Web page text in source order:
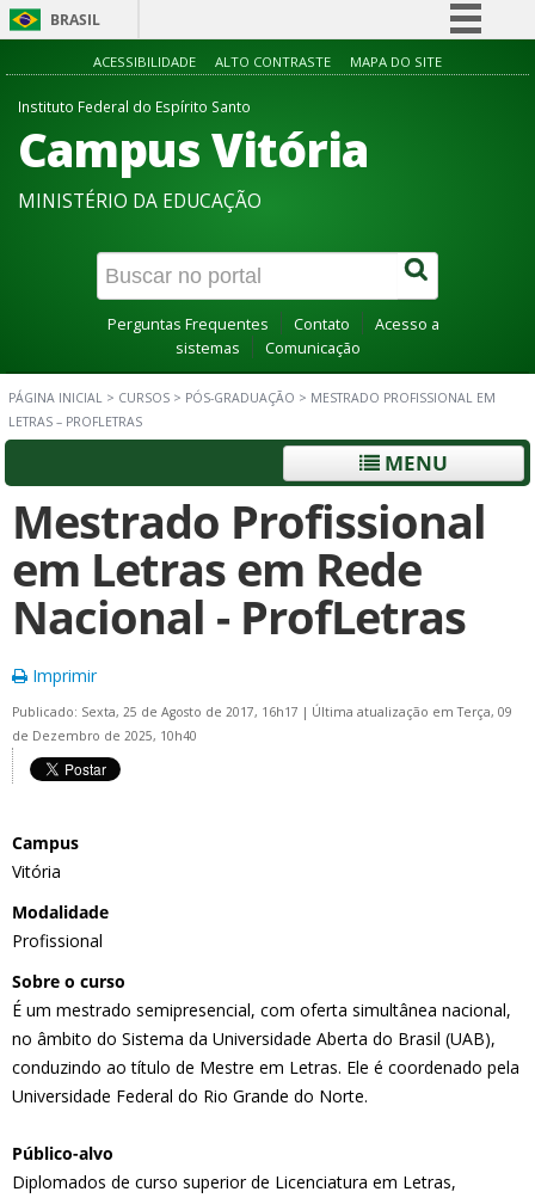
BRASIL
Simplifique!
Acesso à informação
Canais
ACESSIBILIDADE ALTO CONTRASTE MAPA DO SITE
Instituto Federal do Espírito Santo
Campus Vitória
MINISTÉRIO DA EDUCAÇÃO
Perguntas Frequentes Contato
Acesso a
sistemas
Comunicação
PÁGINA INICIAL > CURSOS > PÓS-GRADUAÇÃO > MESTRADO PROFISSIONAL EM
LETRAS – PROFLETRAS
MENU
Mestrado Profissional
em Letras em Rede
Nacional - ProfLetras
Imprimir
Publicado: Sexta, 25 de Agosto de 2017, 16h17 | Última atualização em Terça, 09
de Dezembro de 2025, 10h40
Campus
Vitória
Modalidade
Profissional
Sobre o curso
É um mestrado semipresencial, com oferta simultânea nacional,
no âmbito do Sistema da Universidade Aberta do Brasil (UAB),
conduzindo ao título de Mestre em Letras. Ele é coordenado pela
Universidade Federal do Rio Grande do Norte.
Público-alvo
Diplomados de curso superior de Licenciatura em Letras,